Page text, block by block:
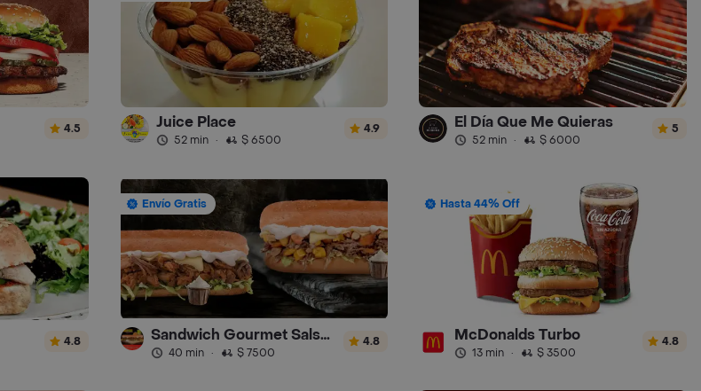
4.5 Juice Place
52 min · $ 6500
4.9 El Día Que Me Quieras
52 min · $ 6000
5
4.8
Envío Gratis
Sandwich Gourmet Salsa de Ajo
40 min · $ 7500
4.8
Hasta 44% Off
McDonalds Turbo
13 min · $ 3500
4.8